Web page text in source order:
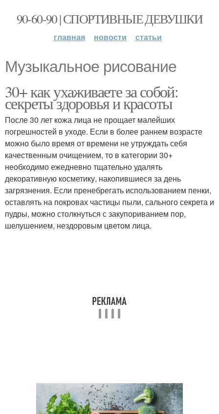
90-60-90 | СПОРТИВНЫЕ ДЕВУШКИ
главная новости статьи
Музыкальное рисование
30+ как ухаживаете за собой:
секреты здоровья и красоты
После 30 лет кожа лица не прощает малейших
погрешностей в уходе. Если в более раннем возрасте
можно было время от времени не утруждать себя
качественным очищением, то в категории 30+
необходимо ежедневно тщательно удалять
декоративную косметику, накопившиеся за день
загрязнения. Если пренебрегать использованием пенки,
оставлять на покровах частицы пыли, сального секрета и
пудры, можно столкнуться с закупориванием пор,
шелушением, нездоровым цветом лица.